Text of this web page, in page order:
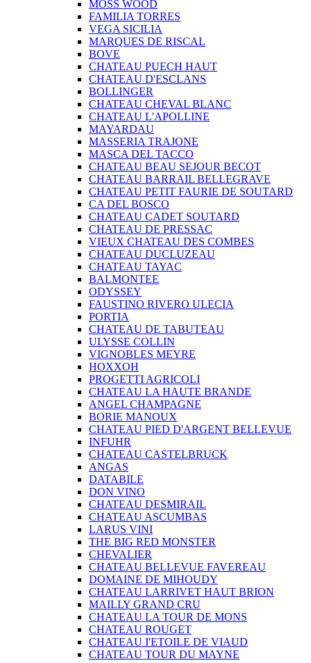
MOSS WOOD
FAMILIA TORRES
VEGA SICILIA
MARQUES DE RISCAL
BOVE
CHATEAU PUECH HAUT
CHATEAU D'ESCLANS
BOLLINGER
CHATEAU CHEVAL BLANC
CHATEAU L'APOLLINE
MAYARDAU
MASSERIA TRAJONE
MASCA DEL TACCO
CHATEAU BEAU SEJOUR BECOT
CHATEAU BARRAIL BELLEGRAVE
CHATEAU PETIT FAURIE DE SOUTARD
CA DEL BOSCO
CHATEAU CADET SOUTARD
CHATEAU DE PRESSAC
VIEUX CHATEAU DES COMBES
CHATEAU DUCLUZEAU
CHATEAU TAYAC
BALMONTEE
ODYSSEY
FAUSTINO RIVERO ULECIA
PORTIA
CHATEAU DE TABUTEAU
ULYSSE COLLIN
VIGNOBLES MEYRE
HOXXOH
PROGETTI AGRICOLI
CHATEAU LA HAUTE BRANDE
ANGEL CHAMPAGNE
BORIE MANOUX
CHATEAU PIED D'ARGENT BELLEVUE
INFUHR
CHATEAU CASTELBRUCK
ANGAS
DATABILE
DON VINO
CHATEAU DESMIRAIL
CHATEAU ASCUMBAS
LARUS VINI
THE BIG RED MONSTER
CHEVALIER
CHATEAU BELLEVUE FAVEREAU
DOMAINE DE MIHOUDY
CHATEAU LARRIVET HAUT BRION
MAILLY GRAND CRU
CHATEAU LA TOUR DE MONS
CHATEAU ROUGET
CHATEAU I'ETOILE DE VIAUD
CHATEAU TOUR DU MAYNE